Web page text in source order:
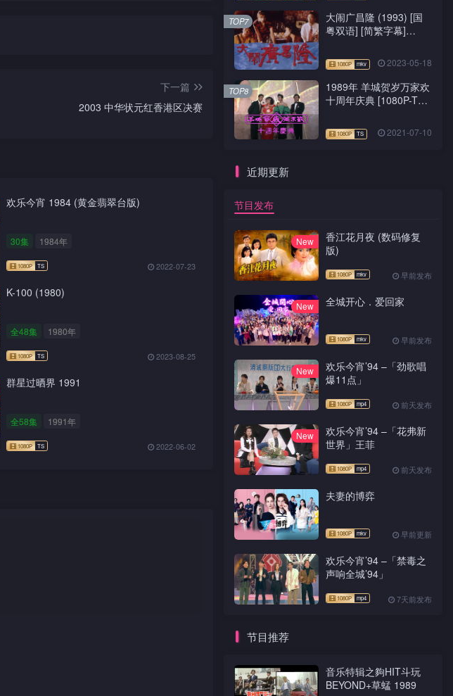
下一篇
2003 中华状元红香港区决赛
欢乐今宵 1984 (黄金翡翠台版)
30集 1984年
2022-07-23
K-100 (1980)
全48集 1980年
2023-08-25
群星过晒界 1991
全58集 1991年
2022-06-02
大闹广昌隆 (1993) [国
粤双语] [简繁字幕]
2023-05-18
TOP7
1989年 羊城贺岁万家欢
十周年庆典 [1080P-TS
2021-07-10
TOP8
近期更新
节目发布
New
香江花月夜 (数码修复
版)
早前发布
New 全城开心．爱回家
早前发布
New
欢乐今宵’94 –「劲歌唱
爆11点」
前天发布
New
欢乐今宵’94 –「花弗新
世界」王菲
前天发布
夫妻的博弈
早前更新
欢乐今宵’94 –「禁毒之
声响全城’94」
7天前发布
节目推荐
音乐特辑之夠HIT斗玩
BEYOND+草蜢 1989